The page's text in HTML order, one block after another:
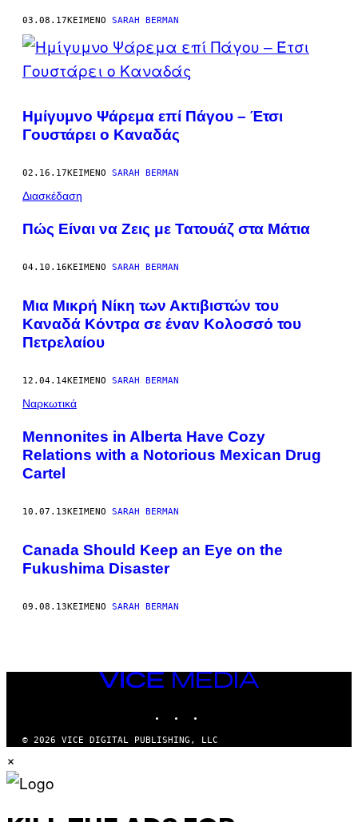
03.08.17ΚΕΊΜΕΝΟ SARAH BERMAN
Ημίγυμνο Ψάρεμα επί Πάγου – Έτσι
Γουστάρει ο Καναδάς
02.16.17ΚΕΊΜΕΝΟ SARAH BERMAN
Διασκέδαση
Πώς Είναι να Ζεις με Τατουάζ στα Μάτια
04.10.16ΚΕΊΜΕΝΟ SARAH BERMAN
Μια Μικρή Νίκη των Ακτιβιστών του
Καναδά Κόντρα σε έναν Κολοσσό του
Πετρελαίου
12.04.14ΚΕΊΜΕΝΟ SARAH BERMAN
Ναρκωτικά
Mennonites in Alberta Have Cozy
Relations with a Notorious Mexican Drug
Cartel
10.07.13ΚΕΊΜΕΝΟ SARAH BERMAN
Canada Should Keep an Eye on the
Fukushima Disaster
09.08.13ΚΕΊΜΕΝΟ SARAH BERMAN
VICE
MEDIA
© 2026 VICE DIGITAL PUBLISHING, LLC
×